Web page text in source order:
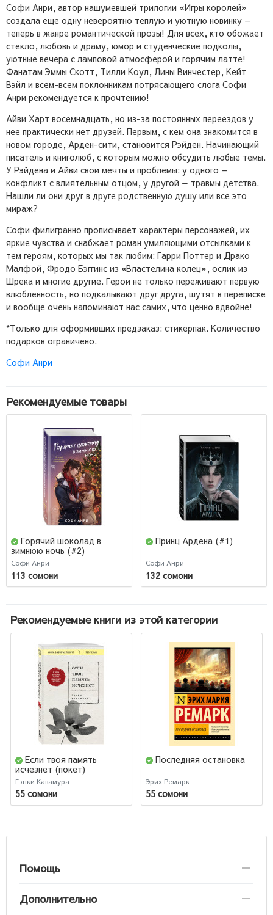
Софи Анри, автор нашумевшей трилогии «Игры королей»
создала еще одну невероятно теплую и уютную новинку —
теперь в жанре романтической прозы! Для всех, кто обожает
стекло, любовь и драму, юмор и студенческие подколы,
уютные вечера с ламповой атмосферой и горячим латте!
Фанатам Эммы Скотт, Тилли Коул, Лины Винчестер, Кейт
Вэйл и всем-всем поклонникам потрясающего слога Софи
Анри рекомендуется к прочтению!
Айви Харт восемнадцать, но из-за постоянных переездов у
нее практически нет друзей. Первым, с кем она знакомится в
новом городе, Арден-сити, становится Рэйден. Начинающий
писатель и книголюб, с которым можно обсудить любые темы.
У Рэйдена и Айви свои мечты и проблемы: у одного —
конфликт с влиятельным отцом, у другой — травмы детства.
Нашли ли они друг в друге родственную душу или все это
мираж?
Софи филигранно прописывает характеры персонажей, их
яркие чувства и снабжает роман умиляющими отсылками к
тем героям, которых мы так любим: Гарри Поттер и Драко
Малфой, Фродо Бэггинс из «Властелина колец», ослик из
Шрека и многие другие. Герои не только переживают первую
влюбленность, но подкалывают друг друга, шутят в переписке
и вообще очень напоминают нас самих, что ценно вдвойне!
*Только для оформивших предзаказ: стикерпак. Количество
подарков ограничено.
Софи Анри
Рекомендуемые товары
Горячий шоколад в
зимнюю ночь (#2)
Софи Анри
113 сомони
Принц Ардена (#1)
Софи Анри
132 сомони
Рекомендуемые книги из этой категории
Если твоя память
исчезнет (покет)
Гэнки Кавамура
55 сомони
Последняя остановка
Эрих Ремарк
55 сомони
Помощь
Дополнительно